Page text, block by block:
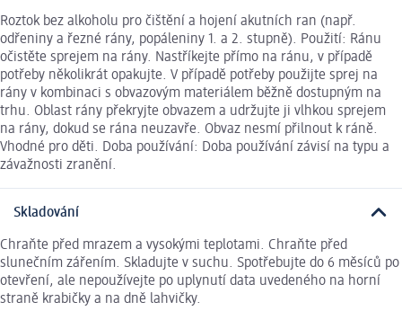
Roztok bez alkoholu pro čištění a hojení akutních ran (např.
odřeniny a řezné rány, popáleniny 1. a 2. stupně). Použití: Ránu
očistěte sprejem na rány. Nastříkejte přímo na ránu, v případě
potřeby několikrát opakujte. V případě potřeby použijte sprej na
rány v kombinaci s obvazovým materiálem běžně dostupným na
trhu. Oblast rány překryjte obvazem a udržujte ji vlhkou sprejem
na rány, dokud se rána neuzavře. Obvaz nesmí přilnout k ráně.
Vhodné pro děti. Doba používání: Doba používání závisí na typu a
závažnosti zranění.
Skladování
Chraňte před mrazem a vysokými teplotami. Chraňte před
slunečním zářením. Skladujte v suchu. Spotřebujte do 6 měsíců po
otevření, ale nepoužívejte po uplynutí data uvedeného na horní
straně krabičky a na dně lahvičky.